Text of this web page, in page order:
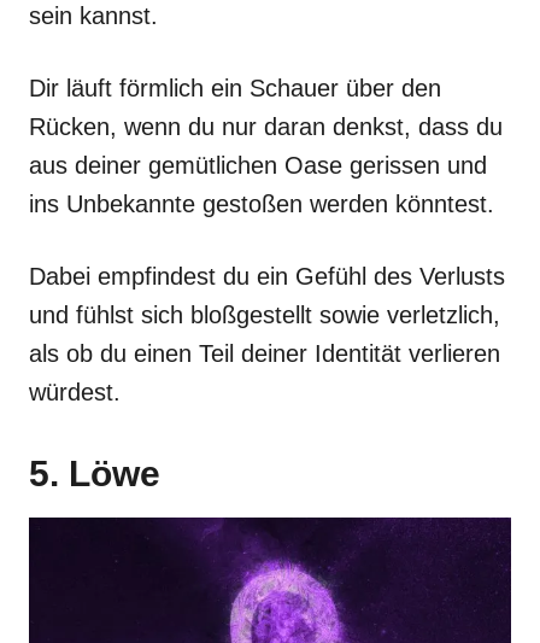
sein kannst.
Dir läuft förmlich ein Schauer über den
Rücken, wenn du nur daran denkst, dass du
aus deiner gemütlichen Oase gerissen und
ins Unbekannte gestoßen werden könntest.
Dabei empfindest du ein Gefühl des Verlusts
und fühlst sich bloßgestellt sowie verletzlich,
als ob du einen Teil deiner Identität verlieren
würdest.
5. Löwe